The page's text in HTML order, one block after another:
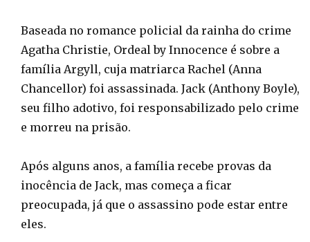
Baseada no romance policial da rainha do crime
Agatha Christie, Ordeal by Innocence é sobre a
família Argyll, cuja matriarca Rachel (Anna
Chancellor) foi assassinada. Jack (Anthony Boyle),
seu filho adotivo, foi responsabilizado pelo crime
e morreu na prisão.
Após alguns anos, a família recebe provas da
inocência de Jack, mas começa a ficar
preocupada, já que o assassino pode estar entre
eles.